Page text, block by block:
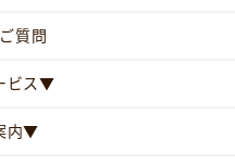
質問
ビス▼
内▼